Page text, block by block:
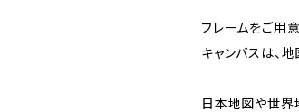
フレームをご用
キャンバスは、
日本地図や世界